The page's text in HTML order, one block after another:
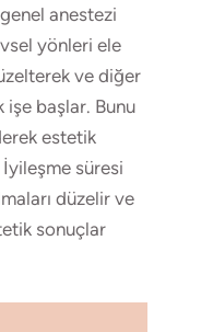
anestezi
yönleri ele
ve diğer
işe başlar. Bunu
estetik
süresi
düzelir ve
sonuçlar